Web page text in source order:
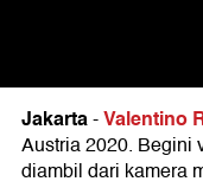
Jakarta-Valentino
Austria 2020. Begini
diambil dari kamera